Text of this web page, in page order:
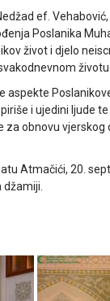
ef.
Poslanika
život i djelo
životu.
aspekte
i ujedini ljude
obnovu
Atmačići, 20.
džamiji.